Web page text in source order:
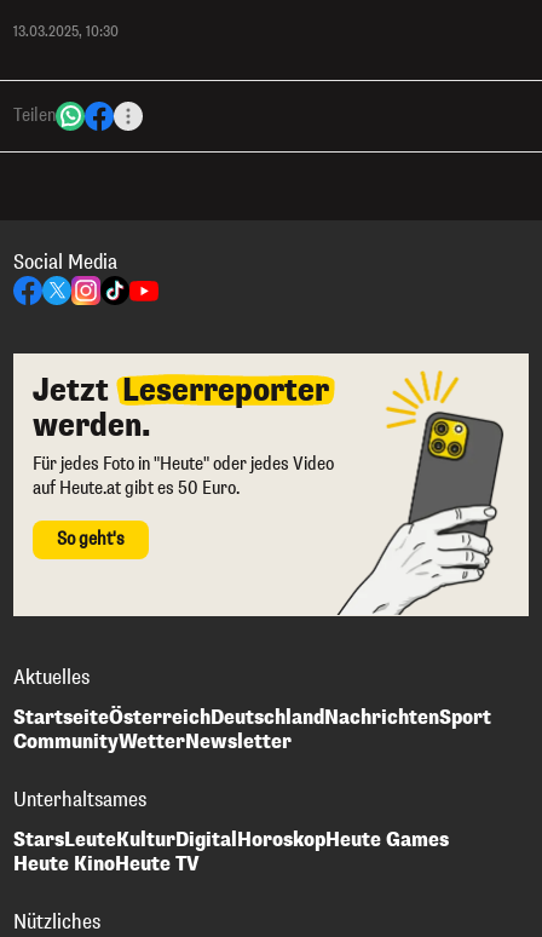
13.03.2025, 10:30
Teilen
Social Media
Jetzt Leserreporter
werden.
Für jedes Foto in "Heute" oder jedes Video
auf Heute.at gibt es 50 Euro.
So geht's
Aktuelles
StartseiteÖsterreichDeutschlandNachrichtenSport
CommunityWetterNewsletter
Unterhaltsames
StarsLeuteKulturDigitalHoroskopHeute Games
Heute KinoHeute TV
Nützliches